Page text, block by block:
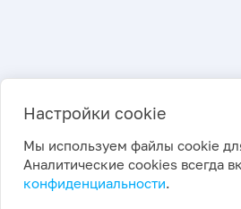
Настройки cookie
Мы используем файлы cookie
Аналитические cookies всегда
конфиденциальности.